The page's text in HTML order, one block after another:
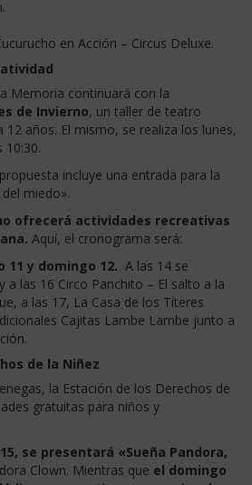
en Acción – Circus Deluxe.
Memoria continuará con la
de Invierno, un taller de teatro
12 años. El mismo, se realiza los lunes,
10:30.
incluye una entrada para la
miedo».
ofrecerá actividades recreativas
Aquí, el cronograma será:
11 y domingo 12. A las 14 se
a las 16 Circo Panchito – El salto a la
a las 17, La Casa de los Títeres
Cajitas Lambe Lambe junto a
de la Niñez
la Estación de los Derechos de
gratuitas para niños y
se presentará «Sueña Pandora,
Clown. Mientras que el domingo